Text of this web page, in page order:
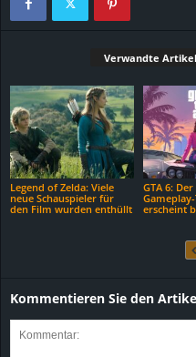
Verwandte Artikel
Legend of Zelda: Viele
neue Schauspieler für
den Film wurden enthüllt
GTA 6:
erscheint
Kommentieren Sie den